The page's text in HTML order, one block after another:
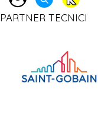
PARTNER TECNICI